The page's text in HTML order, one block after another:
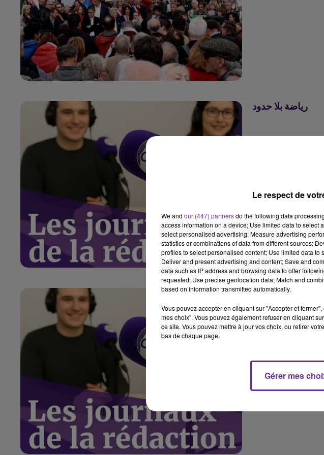
رياضة بلا حدود
من باريس زهور
سوا من باريس زهور
Le respect de
We and our (447) partnersdo the following data
access information on a device; Use limited data to
select personalised advertising; Measure advertising
statistics or combinations of data from different sources;
profiles to select personalised content; Use limited data to
Deliver and present advertising and content; Save and
data such as IP address and browsing data to offer
requested; Use precise geolocation data; Match and
based on information transmitted automatically.
Vous pouvez accepter en cliquant sur "Accepter et
mes choix". Vous pouvez également refuser en cliquant
ce site. Vous pouvez mettre à jour vos choix, ou retirer
bas de chaque page.
Gérer mes